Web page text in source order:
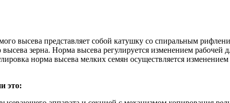
высева представляет собой катушку со спиральным
высева зерна. Норма высева регулируется изменением
норма высева мелких семян осуществляется
это: